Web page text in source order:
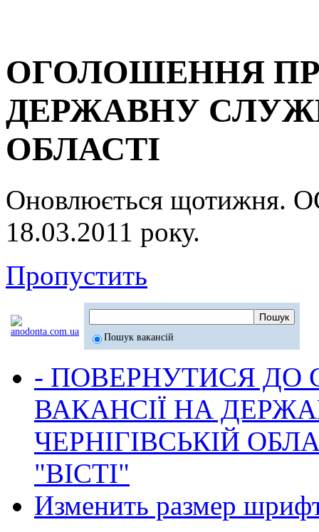
ОГОЛОШЕННЯ
ДЕРЖАВНУ
ОБЛАСТІ
Оновлюється
18.03.2011 року.
Пропустить
Пошук вакансій
- ПОВЕРНУТИСЯ ДО
ВАКАНСІЇ НА
ЧЕРНІГІВСЬКІЙ
"ВІСТІ"
Изменить размер